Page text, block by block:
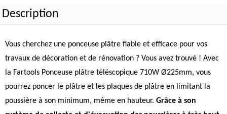
Description
Vous cherchez une ponceuse plâtre fiable et efficace pour vos
travaux de décoration et de rénovation ? Vous avez trouvé ! Avec
la Fartools Ponceuse plâtre téléscopique 710W Ø225mm, vous
pourrez poncer le plâtre et les plaques de plâtre en limitant la
poussière à son minimum, même en hauteur. Grâce à son